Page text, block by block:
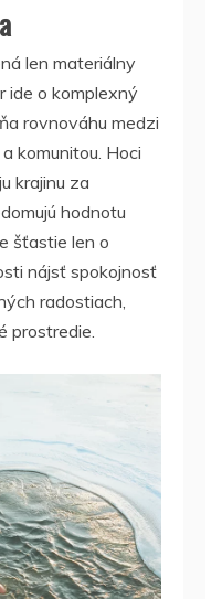
len materiálny
ide o komplexný
rovnováhu medzi
komunitou. Hoci
krajinu za
hodnotu
šťastie len o
nájsť spokojnosť
radostiach,
prostredie.